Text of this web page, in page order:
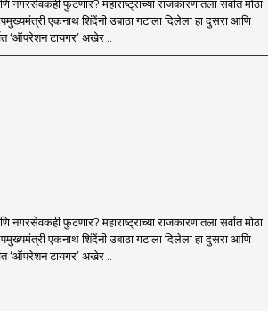
फुटणार? महाराष्ट्राच्या राजकारणातला सर्वात मोठा
एकनाथ शिंदेंनी उबाठा गटाला दिलेला हा दुसरा आणि
‘ऑपरेशन टायगर’ अखेर ..
फुटणार? महाराष्ट्राच्या राजकारणातला सर्वात मोठा
एकनाथ शिंदेंनी उबाठा गटाला दिलेला हा दुसरा आणि
‘ऑपरेशन टायगर’ अखेर ..